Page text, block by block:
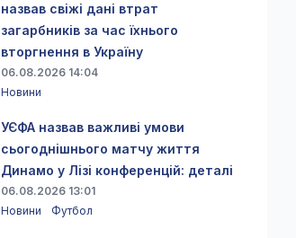
назвав свіжі дані втрат
загарбників за час їхнього
вторгнення в Україну
06.08.2026 14:04
Новини
УЄФА назвав важливі умови
сьогоднішнього матчу життя
Динамо у Лізі конференцій: деталі
06.08.2026 13:01
Новини
Футбол